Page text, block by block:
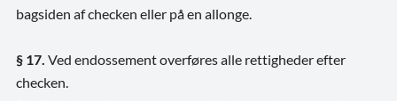
bagsiden af checken eller på en allonge.
§ 17. Ved endossement overføres alle rettigheder efter
checken.